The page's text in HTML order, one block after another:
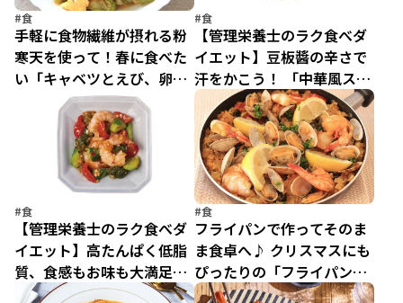
#食
手軽に食物繊維が摂れる粉
寒天を使って！春に食べた
い「キャベツとえび、卵の
甘酢炒め」
#食
【管理栄養士のラク食べダ
イエット】豆板醬の辛さで
汗をかこう！ 「中華風スー
プ春雨」
#食
【管理栄養士のラク食べダ
イエット】高たんぱく低脂
質、食感もお味も大満足の
「ぷりぷりえびチリ」
#食
フライパンで作ってそのま
ま食卓へ♪ クリスマスにも
ぴったりの「フライパンパ
エリア」